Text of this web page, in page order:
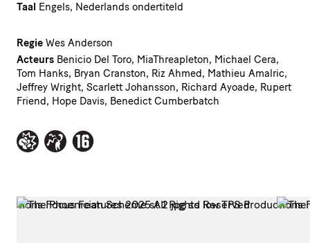
Taal Engels, Nederlands ondertiteld
Regie Wes Anderson
Acteurs Benicio Del Toro, MiaThreapleton, Michael Cera,
Tom Hanks, Bryan Cranston, Riz Ahmed, Mathieu Amalric,
Jeffrey Wright, Scarlett Johansson, Richard Ayoade, Rupert
Friend, Hope Davis, Benedict Cumberbatch